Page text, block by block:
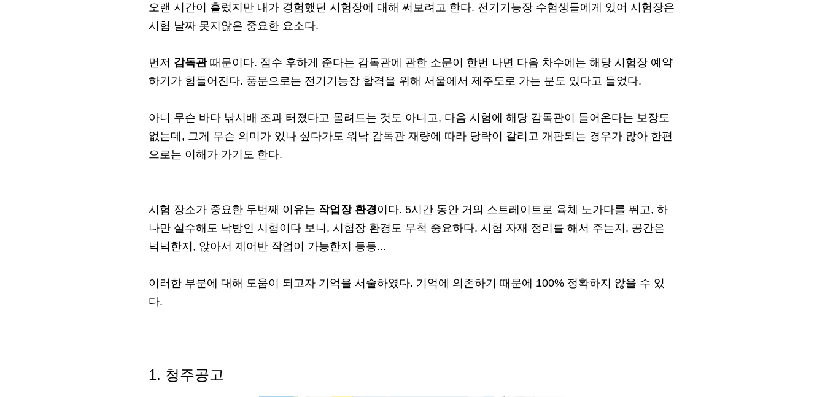
오랜 시간이 흘렀지만 내가 경험했던 시험장에 대해 써보려고 한다. 전기기능장 수험생들에게 있어 시험장은
시험 날짜 못지않은 중요한 요소다.
먼저 감독관때문이다. 점수 후하게 준다는 감독관에 관한 소문이 한번 나면 다음 차수에는 해당 시험장 예약
하기가 힘들어진다. 풍문으로는 전기기능장 합격을 위해 서울에서 제주도로 가는 분도 있다고 들었다.
아니 무슨 바다 낚시배 조과 터졌다고 몰려드는 것도 아니고, 다음 시험에 해당 감독관이 들어온다는 보장도
없는데, 그게 무슨 의미가 있나 싶다가도 워낙 감독관 재량에 따라 당락이 갈리고 개판되는 경우가 많아 한편
으로는 이해가 가기도 한다.
시험 장소가 중요한 두번째 이유는 작업장 환경이다. 5시간 동안 거의 스트레이트로 육체 노가다를 뛰고, 하
나만 실수해도 낙방인 시험이다 보니, 시험장 환경도 무척 중요하다. 시험 자재 정리를 해서 주는지, 공간은
넉넉한지, 앉아서 제어반 작업이 가능한지 등등...
이러한 부분에 대해 도움이 되고자 기억을 서술하였다. 기억에 의존하기 때문에 100% 정확하지 않을 수 있
다.
1. 청주공고